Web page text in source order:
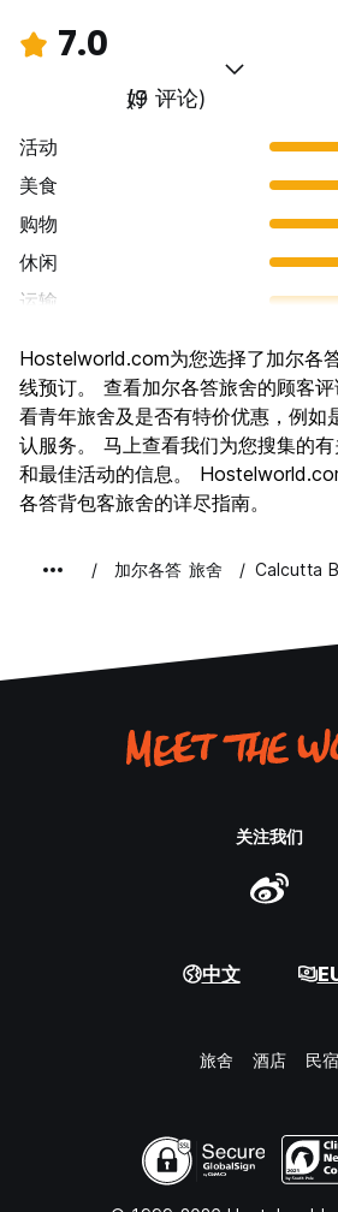
7.0
好
(9 评论)
活动
美食
购物
休闲
运输
文化
夜生活
物有所值
Hostelworld.com为您选择了加尔各
线预订。 查看加尔各答旅舍的顾客
看青年旅舍及是否有特价优惠，例如
认服务。 马上查看我们为您搜集的
和最佳活动的信息。
各答背包客旅舍的详尽指南。
加尔各答 旅舍 Calcutta
关注我们
中文
旅舍 酒店 民宿